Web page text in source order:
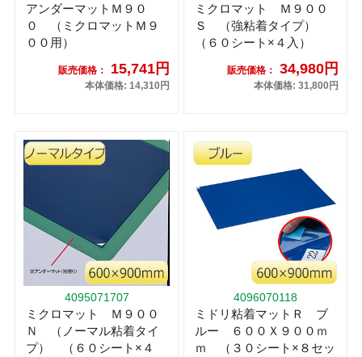
アンダーマットＭ９０
０ （ミクロマットＭ９
００用）
販売価格： 15,741円
本体価格: 14,310円
ミクロマット Ｍ９００
Ｓ （強粘着タイプ）
（６０シート×４入）
販売価格： 34,980円
本体価格: 31,800円
4095071707
ミクロマット Ｍ９００
Ｎ （ノーマル粘着タイ
プ） （６０シート×４
4096070118
ミドリ粘着マットＲ ブ
ルー ６００Ｘ９００ｍ
ｍ （３０シート×８セッ